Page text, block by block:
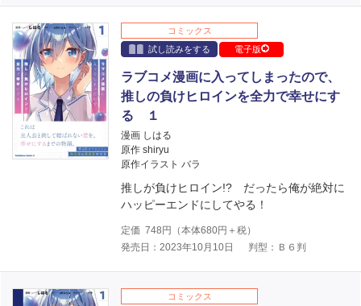
コミックス
試し読みをする
電子版
ラブコメ漫画に入ってしまったので、
推しの負けヒロインを全力で幸せにす
る １
漫画 しはる
原作 shiryu
原作イラスト バラ
推しが負けヒロイン!? だったら俺が絶対に
ハッピーエンドにしてやる！
定価 748 円（本体680円＋税）
発売日：2023年10月10日
判型：Ｂ６判
コミックス